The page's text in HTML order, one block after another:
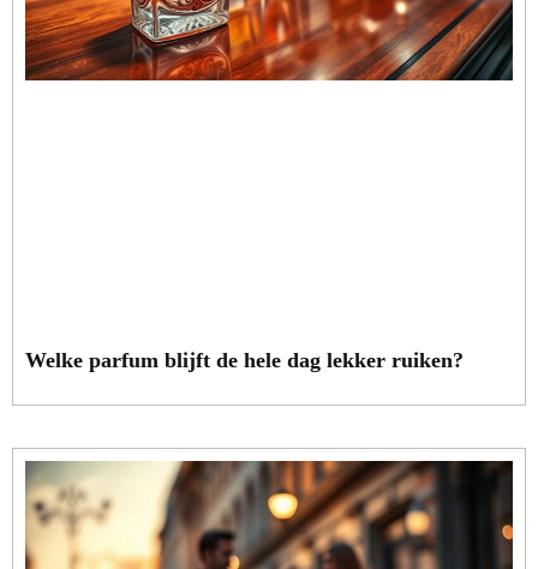
Welke parfum blijft de hele dag lekker ruiken?